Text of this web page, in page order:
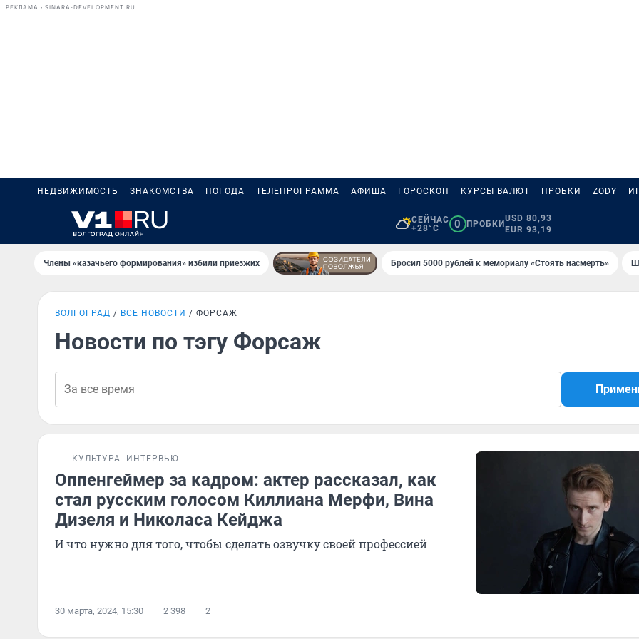
РЕКЛАМА • SINARA-DEVELOPMENT.RU
НЕДВИЖИМОСТЬ ЗНАКОМСТВА ПОГОДА ТЕЛЕПРОГРАММА АФИША ГОРОСКОП КУРСЫ ВАЛЮТ ПРОБКИ ZODY
СЕЙЧАС
+28°C
0 ПРОБКИ
USD 80,93
EUR 93,19
Члены «казачьего формирования» избили приезжих Бросил 5000 рублей к мемориалу «Стоять насмерть»
ВОЛГОГРАД ВСЕ НОВОСТИ ФОРСАЖ
Новости по тэгу Форсаж
КУЛЬТУРА ИНТЕРВЬЮ
Оппенгеймер за кадром: актер рассказал, как
стал русским голосом Киллиана Мерфи, Вина
Дизеля и Николаса Кейджа
И что нужно для того, чтобы сделать озвучку своей профессией
30 марта, 2024, 15:30 2 398 2